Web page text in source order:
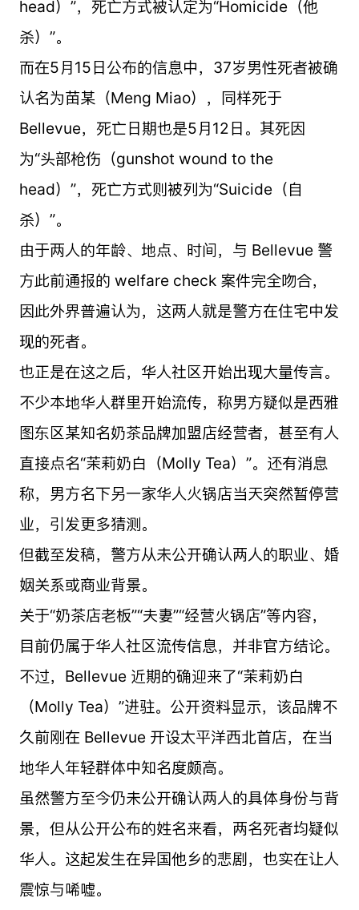
head）”，死亡方式被认定为“Homicide（他
杀）”。
而在5月15日公布的信息中，37岁男性死者被确
认名为苗某（Meng Miao），同样死于
Bellevue，死亡日期也是5月12日。其死因
为“头部枪伤（gunshot wound to the
head）”，死亡方式则被列为“Suicide（自
杀）”。
由于两人的年龄、地点、时间，与 Bellevue 警
方此前通报的 welfare check 案件完全吻合，
因此外界普遍认为，这两人就是警方在住宅中发
现的死者。
也正是在这之后，华人社区开始出现大量传言。
不少本地华人群里开始流传，称男方疑似是西雅
图东区某知名奶茶品牌加盟店经营者，甚至有人
直接点名“茉莉奶白（Molly Tea）”。还有消息
称，男方名下另一家华人火锅店当天突然暂停营
业，引发更多猜测。
但截至发稿，警方从未公开确认两人的职业、婚
姻关系或商业背景。
关于“奶茶店老板”“夫妻”“经营火锅店”等内容，
目前仍属于华人社区流传信息，并非官方结论。
不过，Bellevue 近期的确迎来了“茉莉奶白
（Molly Tea）”进驻。公开资料显示，该品牌不
久前刚在 Bellevue 开设太平洋西北首店，在当
地华人年轻群体中知名度颇高。
虽然警方至今仍未公开确认两人的具体身份与背
景，但从公开公布的姓名来看，两名死者均疑似
华人。这起发生在异国他乡的悲剧，也实在让人
震惊与唏嘘。